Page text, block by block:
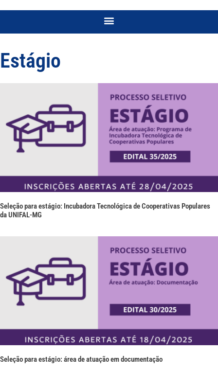
Estágio
Seleção para estágio: Incubadora Tecnológica de Cooperativas Populares
da UNIFAL-MG
Seleção para estágio: área de atuação em documentação